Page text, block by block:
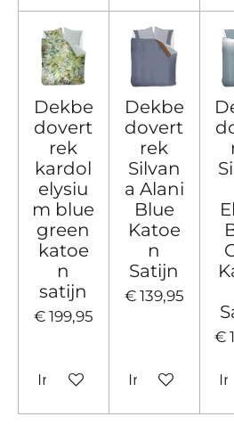
Dekbe
dovert
rek
kardol
elysiu
m blue
green
katoe
n
satijn
€ 199,95
In winkelwagen
Dekbe
dovert
rek
Silvan
a Alani
Blue
Katoe
n
Satijn
€ 139,95
In
€